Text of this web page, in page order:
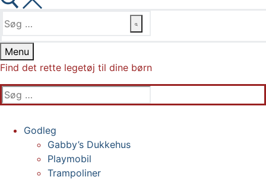
Søg
efter:
Menu
Find det rette legetøj til dine børn
Søg
efter:
Godleg
Gabby’s Dukkehus
Playmobil
Trampoliner